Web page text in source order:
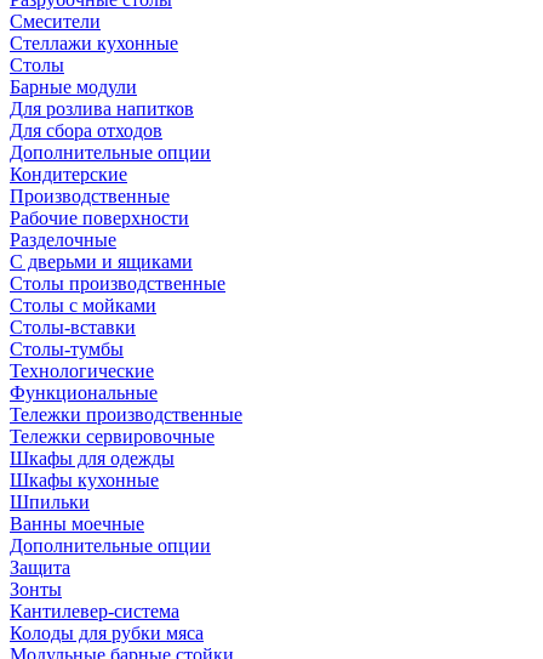
Смесители
Стеллажи кухонные
Столы
Барные модули
Для розлива напитков
Для сбора отходов
Дополнительные опции
Кондитерские
Производственные
Рабочие поверхности
Разделочные
С дверьми и ящиками
Столы производственные
Столы с мойками
Столы-вставки
Столы-тумбы
Технологические
Функциональные
Тележки производственные
Тележки сервировочные
Шкафы для одежды
Шкафы кухонные
Шпильки
Ванны моечные
Дополнительные опции
Защита
Зонты
Кантилевер-система
Колоды для рубки мяса
Модульные барные стойки